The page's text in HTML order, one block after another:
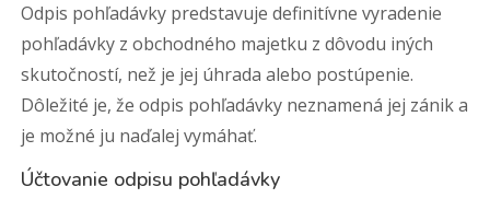
Odpis pohľadávky predstavuje definitívne vyradenie
pohľadávky z obchodného majetku z dôvodu iných
skutočností, než je jej úhrada alebo postúpenie.
Dôležité je, že odpis pohľadávky neznamená jej zánik a
je možné ju naďalej vymáhať.
Účtovanie odpisu pohľadávky